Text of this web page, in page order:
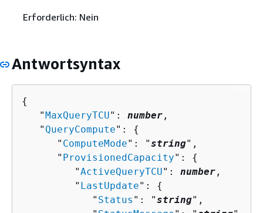
Erforderlich: Nein
Antwortsyntax
{
   "
MaxQueryTCU": number ,
   "
QueryCompute": {
      "
ComputeMode": "string",
      "
ProvisionedCapacity": {
         "
ActiveQueryTCU": number ,
         "
LastUpdate": {
            "
Status ": "string",